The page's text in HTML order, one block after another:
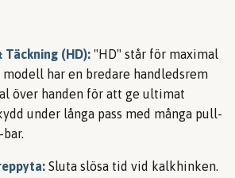
Täckning (HD): "HD" står för maximal
modell har en bredare handledsrem
över handen för att ge ultimat
under långa pass med många pull-
Sluta slösa tid vid kalkhinken.